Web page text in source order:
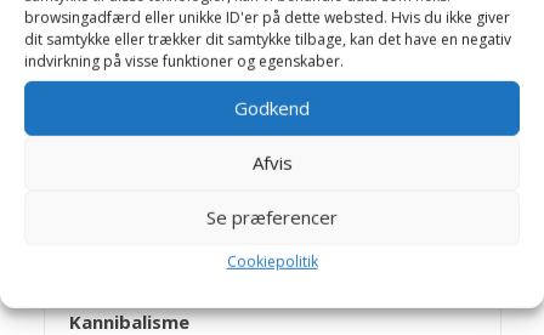
browsingadfærd eller unikke ID'er på dette websted. Hvis du ikke giver
dit samtykke eller trækker dit samtykke tilbage, kan det have en negativ
indvirkning på visse funktioner og egenskaber.
Godkend
Afvis
Se præferencer
Cookiepolitik
Drægtighedssyge
Endetarmsfremfald
Kannibalisme